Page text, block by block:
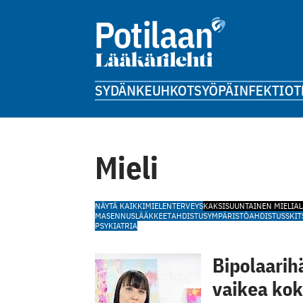
SYDÄNKEUHKOTSYÖPÄINFEKTIOT
Mieli
NÄYTÄ KAIKKIMIELENTERVEYSKAKSISUUNTAINEN
MASENNUSLÄÄKKEETAHDISTUSYMPÄRISTÖAHDISTUS
PSYKIATRIA
vaikea